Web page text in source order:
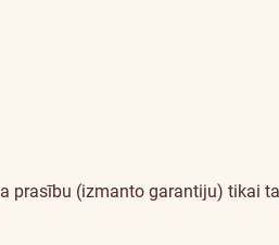
prasību (izmanto garantiju) tikai